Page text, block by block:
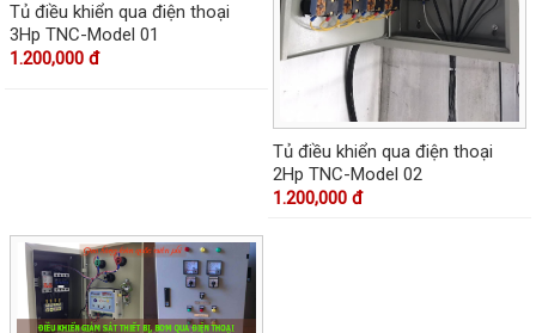
Tủ điều khiển qua điện thoại
3Hp TNC-Model 01
1.200,000 đ
Tủ điều khiển qua điện thoại
2Hp TNC-Model 02
1.200,000 đ